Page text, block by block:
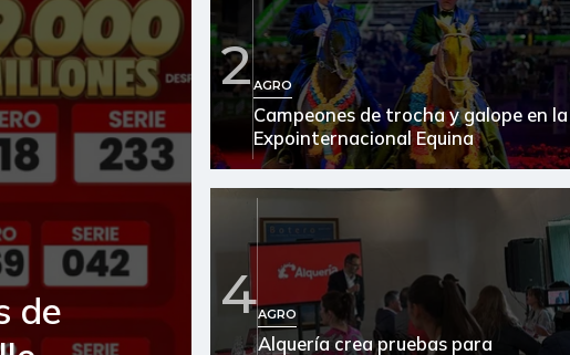
de
2AGRO
Campeones de trocha y galope en la
Expointernacional Equina
4AGRO
Alquería crea pruebas para